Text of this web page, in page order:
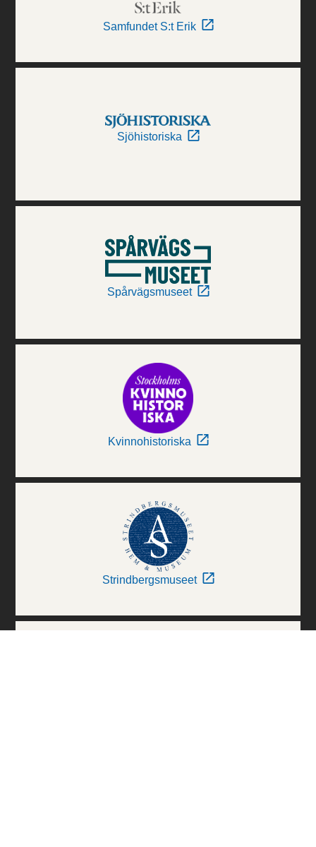
Samfundet S:t Erik
Sjöhistoriska
Spårvägsmuseet
Kvinnohistoriska
Strindbergsmuseet